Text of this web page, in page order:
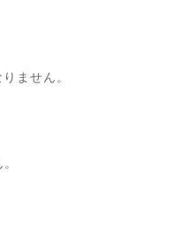
ません。